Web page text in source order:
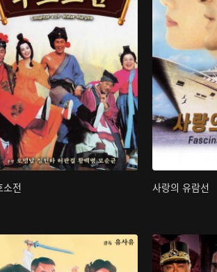
소전 사랑의 유람선